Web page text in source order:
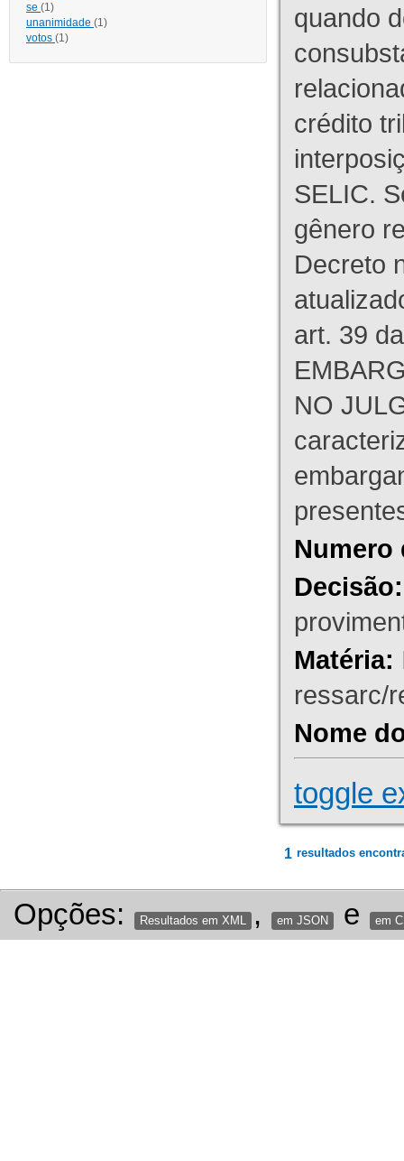
se (1)
unanimidade (1)
votos (1)
quando
crédito
SELIC.
gênero
Decreto
art. 39
NO
Numero
Decisão:
Matéria:
ressarc/
Nome
toggle
1 resultados
Opções: Resultados em XML , em JSON e em